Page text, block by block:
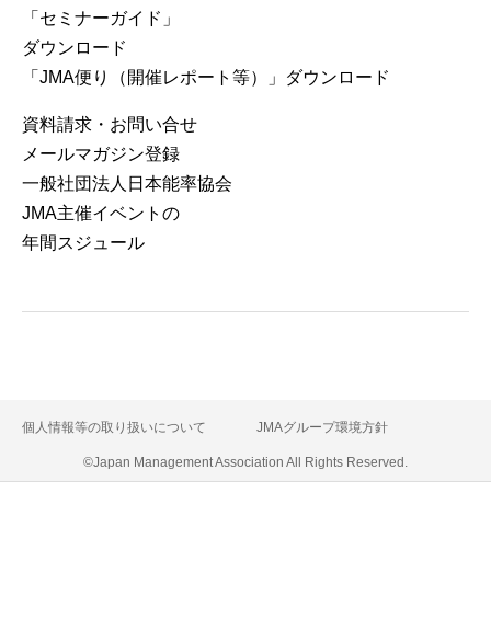
「セミナーガイド」
ダウンロード
「JMA便り（開催レポート等）」ダウンロード
資料請求・お問い合せ
メールマガジン登録
⼀般社団法⼈⽇本能率協会
JMA主催イベントの
年間スジュール
個人情報等の取り扱いについて JMAグループ環境方針
©Japan Management Association All Rights Reserved.